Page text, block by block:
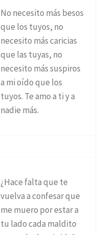
No necesito más besos
que los tuyos, no
necesito más caricias
que las tuyas, no
necesito más suspiros
a mi oído que los
tuyos. Te amo a ti y a
nadie más.
¿Hace falta que te
vuelva a confesar que
me muero por estar a
tu lado cada maldito